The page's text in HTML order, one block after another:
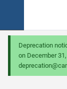
Deprecation
on December